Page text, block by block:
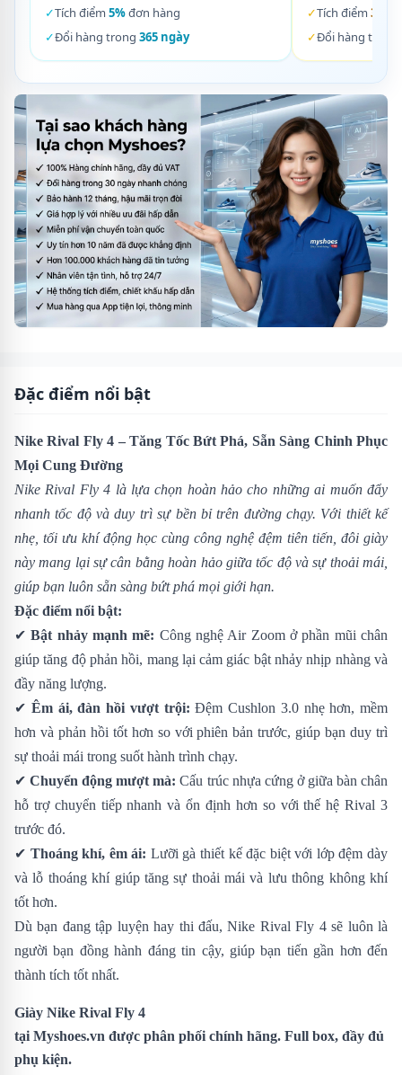
✓Tích điểm 5%đơn hàng
✓Đổi hàng trong 365 ngày
✓Tích điểm 3%
✓Đổi hàng trong
Đặc điểm nổi bật
Nike Rival Fly 4 – Tăng Tốc Bứt Phá, Sẵn Sàng Chinh Phục
Mọi Cung Đường
Nike Rival Fly 4 là lựa chọn hoàn hảo cho những ai muốn đẩy
nhanh tốc độ và duy trì sự bền bỉ trên đường chạy. Với thiết kế
nhẹ, tối ưu khí động học cùng công nghệ đệm tiên tiến, đôi giày
này mang lại sự cân bằng hoàn hảo giữa tốc độ và sự thoải mái,
giúp bạn luôn sẵn sàng bứt phá mọi giới hạn.
Đặc điểm nổi bật:
✔Bật nhảy mạnh mẽ: Công nghệ Air Zoom ở phần mũi chân
giúp tăng độ phản hồi, mang lại cảm giác bật nhảy nhịp nhàng và
đầy năng lượng.
✔ Êm ái, đàn hồi vượt trội: Đệm Cushlon 3.0 nhẹ hơn, mềm
hơn và phản hồi tốt hơn so với phiên bản trước, giúp bạn duy trì
sự thoải mái trong suốt hành trình chạy.
✔Chuyển động mượt mà: Cấu trúc nhựa cứng ở giữa bàn chân
hỗ trợ chuyển tiếp nhanh và ổn định hơn so với thế hệ Rival 3
trước đó.
✔ Thoáng khí, êm ái: Lưỡi gà thiết kế đặc biệt với lớp đệm dày
và lỗ thoáng khí giúp tăng sự thoải mái và lưu thông không khí
tốt hơn.
Dù bạn đang tập luyện hay thi đấu, Nike Rival Fly 4 sẽ luôn là
người bạn đồng hành đáng tin cậy, giúp bạn tiến gần hơn đến
thành tích tốt nhất.
Giày Nike Rival Fly 4
tại Myshoes.vn được phân phối chính hãng. Full box, đầy đủ
phụ kiện.